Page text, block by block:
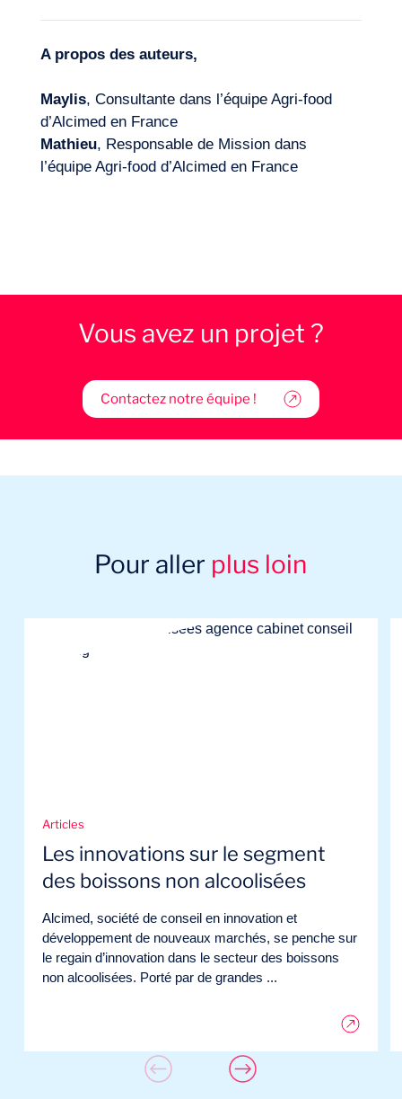
A propos des auteurs,
Maylis, Consultante dans l’équipe Agri-food
d’Alcimed en France
Mathieu, Responsable de Mission dans
l’équipe Agri-food d’Alcimed en France
Vous avez un projet ?
Contactez notre équipe !
Pour aller plus loin
Articles
Les innovations sur le segment
des boissons non alcoolisées
Alcimed, société de conseil en innovation et
développement de nouveaux marchés, se penche sur
le regain d’innovation dans le secteur des boissons
non alcoolisées. Porté par de grandes ...